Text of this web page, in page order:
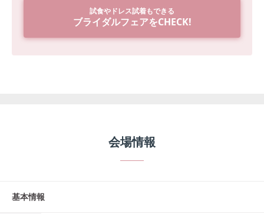
試食やドレス試着もできる
ブライダルフェアをCHECK!
会場情報
基本情報